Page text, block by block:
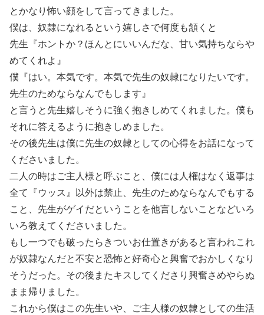
とかなり怖い顔をして言ってきました。
僕は、奴隷になれるという嬉しさで何度も頷くと
先生『ホントか？ほんとにいいんだな、甘い気持ちならや
めてくれよ』
僕『はい。本気です。本気で先生の奴隷になりたいです。
先生のためならなんでもします』
と言うと先生嬉しそうに強く抱きしめてくれました。僕も
それに答えるように抱きしめました。
その後先生は僕に先生の奴隷としての心得をお話になって
くださいました。
二人の時はご主人様と呼ぶこと、僕には人権はなく返事は
全て『ウッス』以外は禁止、先生のためならなんでもする
こと、先生がゲイだということを他言しないことなどいろ
いろ教えてくださいました。
もし一つでも破ったらきついお仕置きがあると言われこれ
が奴隷なんだと不安と恐怖と好奇心と興奮でおかしくなり
そうだった。その後またキスしてくださり興奮さめやらぬ
まま帰りました。
これから僕はこの先生いや、ご主人様の奴隷としての生活